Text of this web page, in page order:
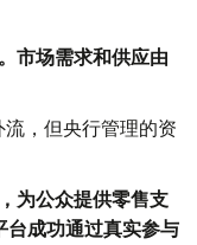
市场需求和供应由
，但央行管理的资
为公众提供零售支
台成功通过真实参与